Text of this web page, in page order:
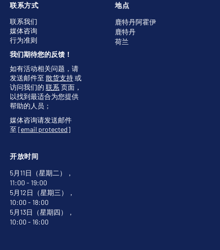
地点
鹿特丹阿霍伊
鹿特丹
荷兰
开放时间
5月11日（星期二），
11:00 - 19:00
5月12日（星期三），
10:00 - 18:00
5月13日（星期四），
10:00 - 16:00
联系方式
联系我们
媒体咨询
行为准则
我们期待您的反馈！
如有活动相关问题，请
发送邮件至 散货支持或
访问我们的 联系 页面，
以找到最适合为您提供
帮助的人员；
媒体咨询请发送邮件
至 [email protected]